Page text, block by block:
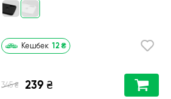
Кешбек 12 ₴
345 ₴ 239 ₴